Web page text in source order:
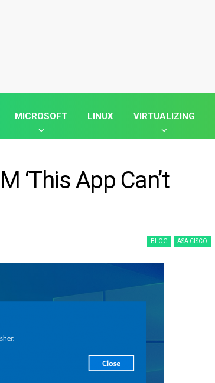
MICROSOFT LINUX VIRTUALIZING
‘This App Can’t
BLOG ASA CISCO